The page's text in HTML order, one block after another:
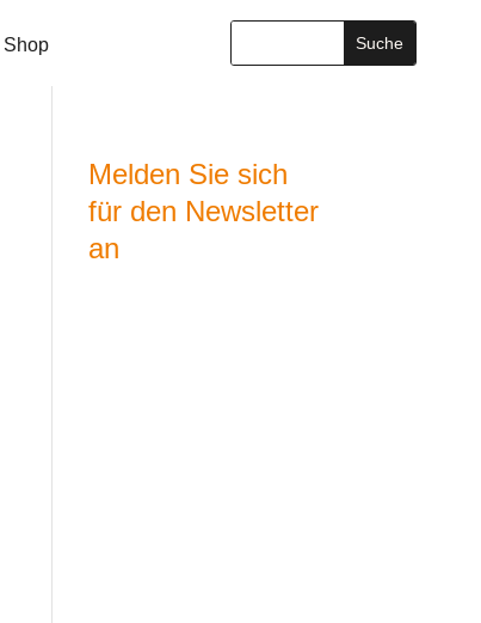
Shop
Melden Sie sich
für den Newsletter
an